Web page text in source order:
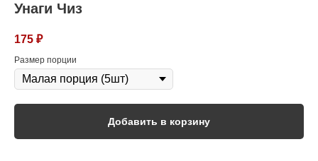
Унаги Чиз
175 ₽
Размер порции
Добавить в корзину